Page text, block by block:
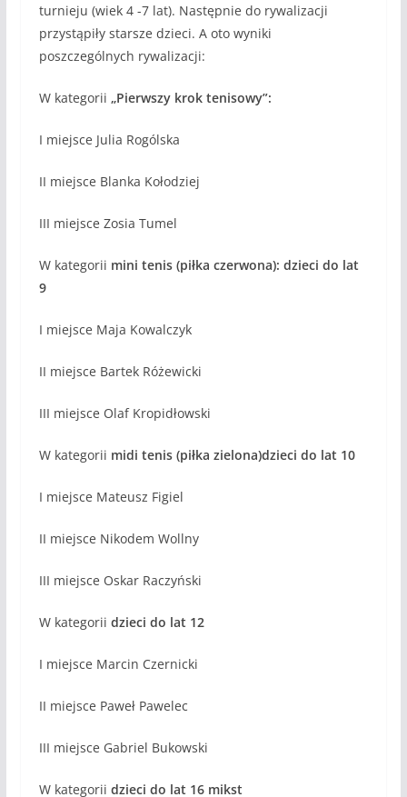
turnieju (wiek 4 -7 lat). Następnie do rywalizacji
przystąpiły starsze dzieci. A oto wyniki
poszczególnych rywalizacji:
W kategorii „Pierwszy krok tenisowy”:
I miejsce Julia Rogólska
II miejsce Blanka Kołodziej
III miejsce Zosia Tumel
W kategorii mini tenis (piłka czerwona): dzieci do lat
9
I miejsce Maja Kowalczyk
II miejsce Bartek Różewicki
III miejsce Olaf Kropidłowski
W kategorii midi tenis (piłka zielona)dzieci do lat 10
I miejsce Mateusz Figiel
II miejsce Nikodem Wollny
III miejsce Oskar Raczyński
W kategorii dzieci do lat 12
I miejsce Marcin Czernicki
II miejsce Paweł Pawelec
III miejsce Gabriel Bukowski
W kategorii dzieci do lat 16 mikst